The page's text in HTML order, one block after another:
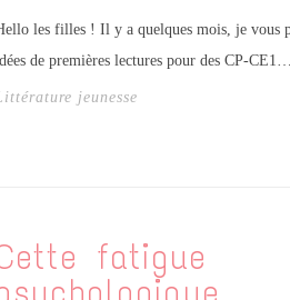
les filles ! Il y a quelques mois, je vous
de premières lectures pour des CP-
jeunesse
fatigue